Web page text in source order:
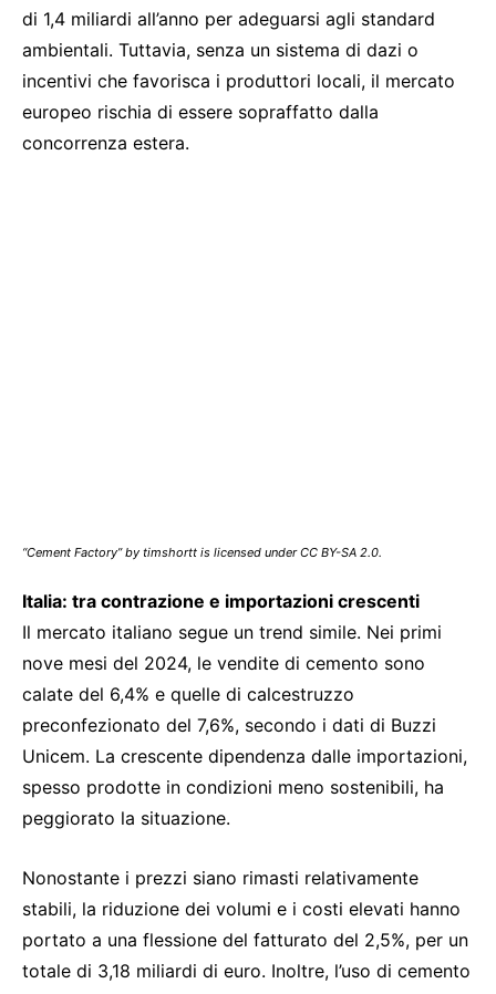
di 1,4 miliardi all’anno per adeguarsi agli standard
ambientali. Tuttavia, senza un sistema di dazi o
incentivi che favorisca i produttori locali, il mercato
europeo rischia di essere sopraffatto dalla
concorrenza estera.
“Cement Factory” by timshortt is licensed under CC BY-SA 2.0.
Italia: tra contrazione e importazioni crescenti
Il mercato italiano segue un trend simile. Nei primi
nove mesi del 2024, le vendite di cemento sono
calate del 6,4% e quelle di calcestruzzo
preconfezionato del 7,6%, secondo i dati di Buzzi
Unicem. La crescente dipendenza dalle importazioni,
spesso prodotte in condizioni meno sostenibili, ha
peggiorato la situazione.
Nonostante i prezzi siano rimasti relativamente
stabili, la riduzione dei volumi e i costi elevati hanno
portato a una flessione del fatturato del 2,5%, per un
totale di 3,18 miliardi di euro. Inoltre, l’uso di cemento